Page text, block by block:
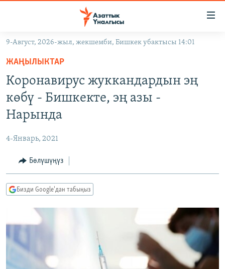
Навигацияга
өтүңүз
Издөөгө
салыңызКЫРГЫЗСТАН
МАДАНИЯТ
ДҮЙНӨ
УКРАИНА
ТВ ПРОГРАММАЛАР
БҮГҮН АЗАТТЫКТА
ДАНИСТЕ
АЗАТТЫК+
ПОДКАСТ
Русский
9-Август, 2026-жыл, жекшемби, Бишкек убактысы 14:01
ЖАҢЫЛЫКТАР
Коронавирус жуккандардын эң
көбү - Бишкекте, эң азы -
Нарында
4-Январь, 2021
Бөлүшүңүз
Бизди Google'дан табыңыз